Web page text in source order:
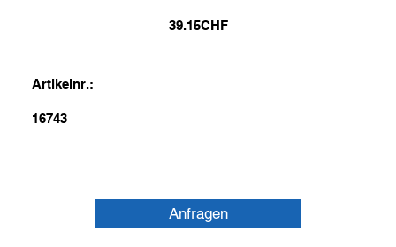
39.15CHF
Artikelnr.:
16743
Anfragen